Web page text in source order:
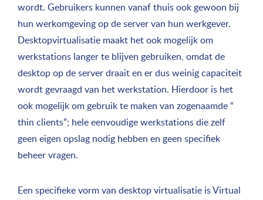
wordt. Gebruikers kunnen vanaf thuis ook gewoon bij
hun werkomgeving op de server van hun werkgever.
Desktopvirtualisatie maakt het ook mogelijk om
werkstations langer te blijven gebruiken, omdat de
desktop op de server draait en er dus weinig capaciteit
wordt gevraagd van het werkstation. Hierdoor is het
ook mogelijk om gebruik te maken van zogenaamde “
thin clients”; hele eenvoudige werkstations die zelf
geen eigen opslag nodig hebben en geen specifiek
beheer vragen.
Een specifieke vorm van desktop virtualisatie is Virtual